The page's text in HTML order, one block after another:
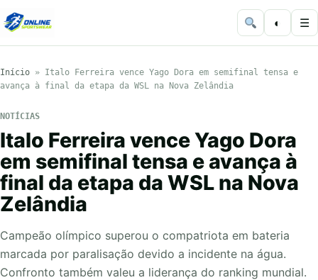
◐ ☰
Início » Italo Ferreira vence Yago Dora em semifinal tensa e
avança à final da etapa da WSL na Nova Zelândia
NOTÍCIAS
Italo Ferreira vence Yago Dora
em semifinal tensa e avança à
final da etapa da WSL na Nova
Zelândia
Campeão olímpico superou o compatriota em bateria
marcada por paralisação devido a incidente na água.
Confronto também valeu a liderança do ranking mundial.